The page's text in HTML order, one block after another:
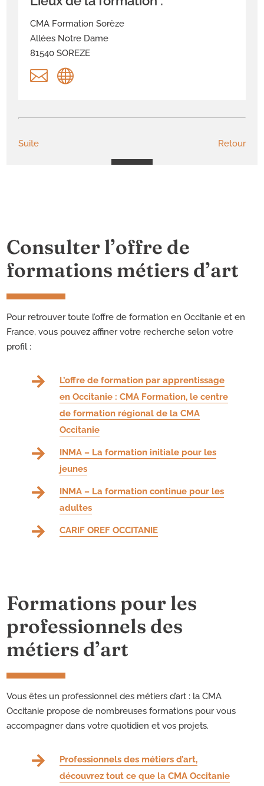
CMA Formation Sorèze
Allées Notre Dame
81540 SOREZE
 
Suite Retour
Consulter l’offre de
formations métiers d’art
Pour retrouver toute l’offre de formation en Occitanie et en
France, vous pouvez affiner votre recherche selon votre
profil :

L’offre de formation par apprentissage
en Occitanie : CMA Formation, le centre
de formation régional de la CMA
Occitanie

INMA – La formation initiale pour les
jeunes

INMA – La formation continue pour les
adultes
 CARIF OREF OCCITANIE
Formations pour les
professionnels des
métiers d’art
Vous êtes un professionnel des métiers d’art : la CMA
Occitanie propose de nombreuses formations pour vous
accompagner dans votre quotidien et vos projets.

Professionnels des métiers d’art,
découvrez tout ce que la CMA Occitanie